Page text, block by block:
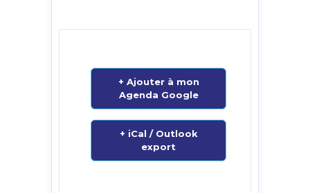
+ Ajouter à mon
Agenda Google
+ iCal / Outlook
export